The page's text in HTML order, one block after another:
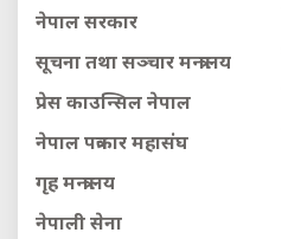
नेपाल सरकार
सूचना तथा सञ्चार मन्त्रालय
प्रेस काउन्सिल नेपाल
नेपाल पत्रकार महासंघ
गृह मन्त्रालय
नेपाली सेना